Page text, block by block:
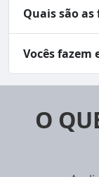
Quais são
Vocês fazem
O